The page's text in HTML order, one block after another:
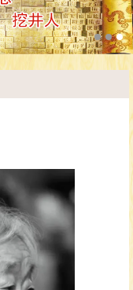
图片3